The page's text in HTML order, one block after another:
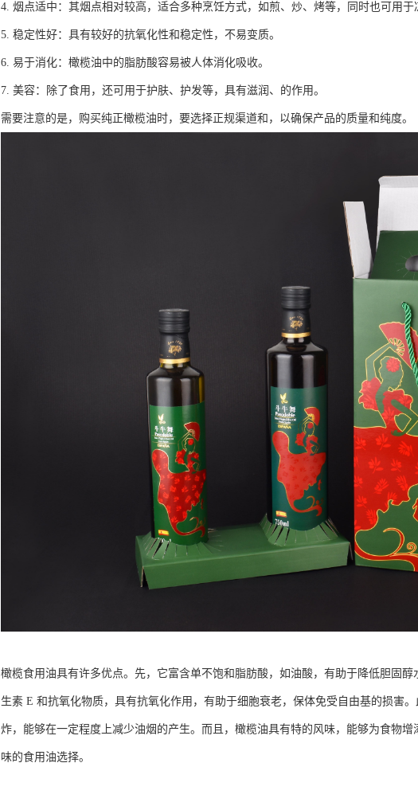
4. 烟点适中：其烟点相对较高，适合多种烹饪方式，如煎、炒、烤等，同时也可用于
5. 稳定性好：具有较好的抗氧化性和稳定性，不易变质。
6. 易于消化：橄榄油中的脂肪酸容易被人体消化吸收。
7. 美容：除了食用，还可用于护肤、护发等，具有滋润、的作用。
需要注意的是，购买纯正橄榄油时，要选择正规渠道和，以确保产品的质量和纯度。
橄榄食用油具有许多优点。先，它富含单不饱和脂肪酸，如油酸，有助于降低胆固
生素 E 和抗氧化物质，具有抗氧化作用，有助于细胞衰老，保体免受自由基的损害
炸，能够在一定程度上减少油烟的产生。而且，橄榄油具有特的风味，能够为食物
味的食用油选择。